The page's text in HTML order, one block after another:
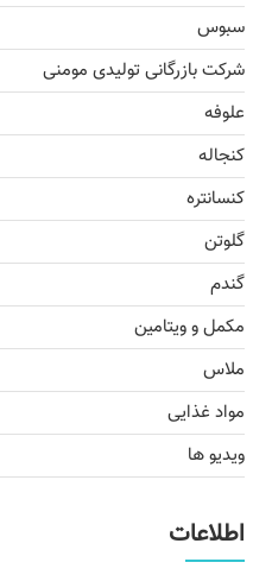
سبوس
شرکت بازرگانی تولیدی مومنی
علوفه
کنجاله
کنسانتره
گلوتن
گندم
مکمل و ویتامین
ملاس
مواد غذایی
ویدیو ها
اطلاعات